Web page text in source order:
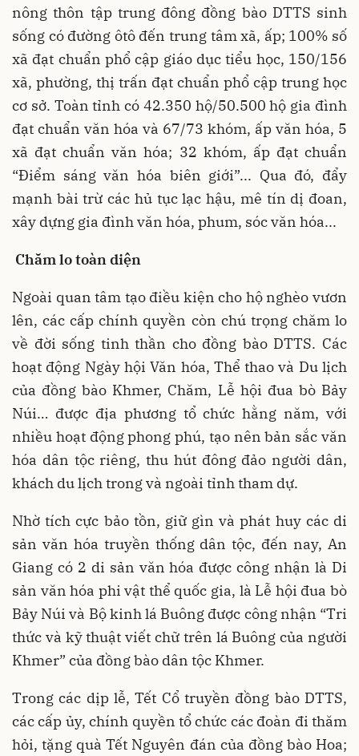
nông thôn tập trung đông đồng bào DTTS sinh
sống có đường ôtô đến trung tâm xã, ấp; 100% số
xã đạt chuẩn phổ cập giáo dục tiểu học, 150/156
xã, phường, thị trấn đạt chuẩn phổ cập trung học
cơ sở. Toàn tỉnh có 42.350 hộ/50.500 hộ gia đình
đạt chuẩn văn hóa và 67/73 khóm, ấp văn hóa, 5
xã đạt chuẩn văn hóa; 32 khóm, ấp đạt chuẩn
“Điểm sáng văn hóa biên giới”... Qua đó, đẩy
mạnh bài trừ các hủ tục lạc hậu, mê tín dị đoan,
xây dựng gia đình văn hóa, phum, sóc văn hóa...
Chăm lo toàn diện
Ngoài quan tâm tạo điều kiện cho hộ nghèo vươn
lên, các cấp chính quyền còn chú trọng chăm lo
về đời sống tinh thần cho đồng bào DTTS. Các
hoạt động Ngày hội Văn hóa, Thể thao và Du lịch
của đồng bào Khmer, Chăm, Lễ hội đua bò Bảy
Núi… được địa phương tổ chức hằng năm, với
nhiều hoạt động phong phú, tạo nên bản sắc văn
hóa dân tộc riêng, thu hút đông đảo người dân,
khách du lịch trong và ngoài tỉnh tham dự.
Nhờ tích cực bảo tồn, giữ gìn và phát huy các di
sản văn hóa truyền thống dân tộc, đến nay, An
Giang có 2 di sản văn hóa được công nhận là Di
sản văn hóa phi vật thể quốc gia, là Lễ hội đua bò
Bảy Núi và Bộ kinh lá Buông được công nhận “Tri
thức và kỹ thuật viết chữ trên lá Buông của người
Khmer” của đồng bào dân tộc Khmer.
Trong các dịp lễ, Tết Cổ truyền đồng bào DTTS,
các cấp ủy, chính quyền tổ chức các đoàn đi thăm
hỏi, tặng quà Tết Nguyên đán của đồng bào Hoa;